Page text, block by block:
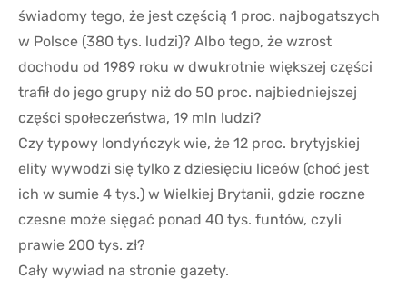
świadomy tego, że jest częścią 1 proc. najbogatszych
w Polsce (380 tys. ludzi)? Albo tego, że wzrost
dochodu od 1989 roku w dwukrotnie większej części
trafił do jego grupy niż do 50 proc. najbiedniejszej
części społeczeństwa, 19 mln ludzi?
Czy typowy londyńczyk wie, że 12 proc. brytyjskiej
elity wywodzi się tylko z dziesięciu liceów (choć jest
ich w sumie 4 tys.) w Wielkiej Brytanii, gdzie roczne
czesne może sięgać ponad 40 tys. funtów, czyli
prawie 200 tys. zł?
Cały wywiad na stronie gazety.